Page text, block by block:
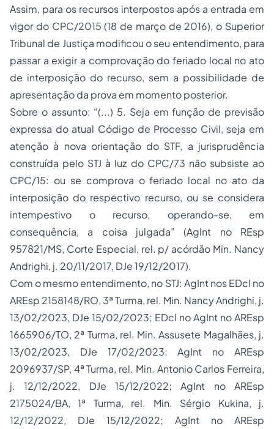
Assim, para os recursos interpostos após a entrada em
vigor do CPC/2015 (18 de março de 2016), o Superior
Tribunal de Justiça modificou o seu entendimento, para
passar a exigir a comprovação do feriado local no ato
de interposição do recurso, sem a possibilidade de
apresentação da prova em momento posterior.
Sobre o assunto: “(...) 5. Seja em função de previsão
expressa do atual Código de Processo Civil, seja em
atenção à nova orientação do STF, a jurisprudência
construída pelo STJ à luz do CPC/73 não subsiste ao
CPC/15: ou se comprova o feriado local no ato da
interposição do respectivo recurso, ou se considera
intempestivo o recurso, operando-se, em
consequência, a coisa julgada” (AgInt no REsp
957821/MS, Corte Especial, rel. p/ acórdão Min. Nancy
Andrighi, j. 20/11/2017, DJe 19/12/2017).
Com o mesmo entendimento, no STJ: AgInt nos EDcl no
AREsp 2158148/RO, 3ª Turma, rel. Min. Nancy Andrighi, j.
13/02/2023, DJe 15/02/2023; EDcl no AgInt no AREsp
1665906/TO, 2ª Turma, rel. Min. Assusete Magalhães, j.
13/02/2023, DJe 17/02/2023; AgInt no AREsp
2096937/SP, 4ª Turma, rel. Min. Antonio Carlos Ferreira,
j. 12/12/2022, DJe 15/12/2022; AgInt no AREsp
2175024/BA, 1ª Turma, rel. Min. Sérgio Kukina, j.
12/12/2022, DJe 15/12/2022; AgInt no AREsp